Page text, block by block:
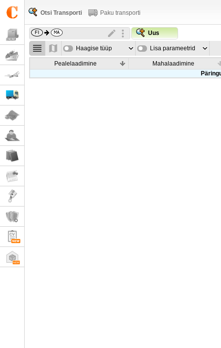
Otsi Transporti Paku transporti
Uus
Haagise tüüp Lisa parameetrid
Pealelaadimine
Mahalaadimine